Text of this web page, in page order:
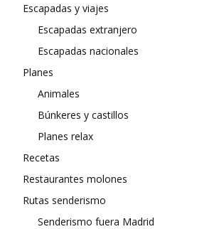
Escapadas y viajes
Escapadas extranjero
Escapadas nacionales
Planes
Animales
Búnkeres y castillos
Planes relax
Recetas
Restaurantes molones
Rutas senderismo
Senderismo fuera Madrid